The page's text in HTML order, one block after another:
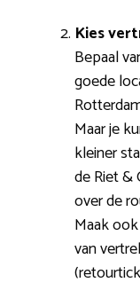
Kies
Bepaal
goede
Maar je
kleiner
de Riet &
over de
Maak
van